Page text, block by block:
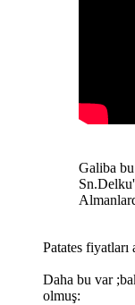
Galiba
Patates fiyatları
Daha bu var
olmuş: